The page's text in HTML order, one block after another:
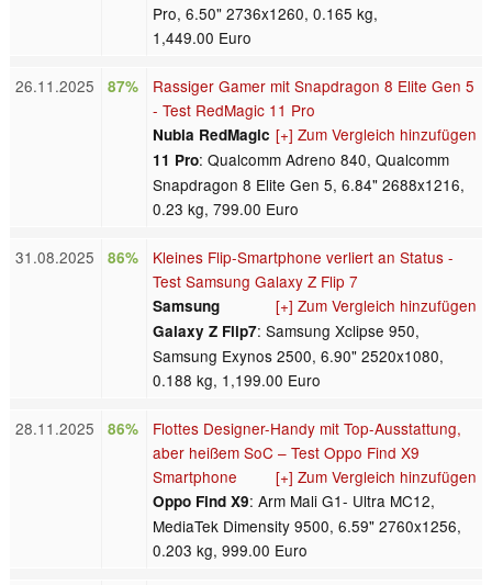
Pro, 6.50" 2736x1260, 0.165 kg,
1,449.00 Euro
26.11.2025 87%
Rassiger Gamer mit Snapdragon 8 Elite Gen 5
- Test RedMagic 11 Pro
[+] Zum Vergleich hinzufügen
Nubia RedMagic
11 Pro: Qualcomm Adreno 840, Qualcomm
Snapdragon 8 Elite Gen 5, 6.84" 2688x1216,
0.23 kg, 799.00 Euro
31.08.2025 86%
Kleines Flip-Smartphone verliert an Status -
Test Samsung Galaxy Z Flip 7
[+] Zum Vergleich hinzufügen
Samsung
Galaxy Z Flip7: Samsung Xclipse 950,
Samsung Exynos 2500, 6.90" 2520x1080,
0.188 kg, 1,199.00 Euro
28.11.2025 86%
Flottes Designer-Handy mit Top-Ausstattung,
aber heißem SoC – Test Oppo Find X9
Smartphone
[+] Zum Vergleich hinzufügen
Oppo Find X9: Arm Mali G1- Ultra MC12,
MediaTek Dimensity 9500, 6.59" 2760x1256,
0.203 kg, 999.00 Euro